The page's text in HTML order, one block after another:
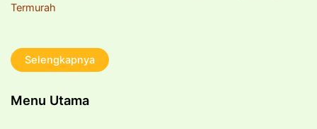
Termurah
Selengkapnya
Menu Utama